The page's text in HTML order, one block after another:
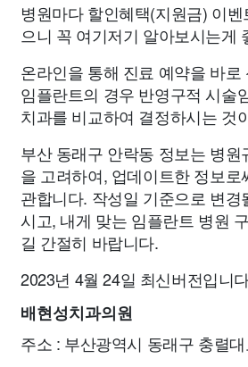
병원마다 할인혜택(지원금) 이
으니 꼭 여기저기 알아보시는게
온라인을 통해 진료 예약을 바
임플란트의 경우 반영구적 시술
치과를 비교하여 결정하시는 것
부산 동래구 안락동 정보는 병원
을 고려하여, 업데이트한 정보
관합니다. 작성일 기준으로 변
시고, 내게 맞는 임플란트 병원
길 간절히 바랍니다.
2023년 4월 24일 최신버전입니
배현성치과의원
주소 : 부산광역시 동래구 충렬대